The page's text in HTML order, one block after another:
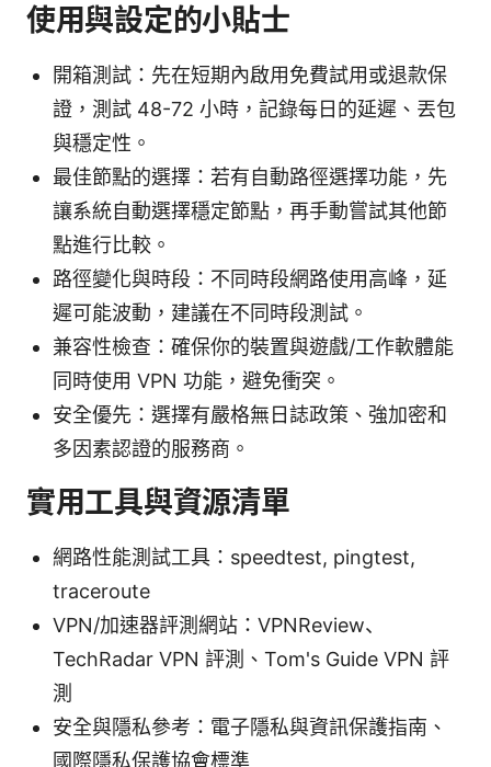
使用與設定的小貼士
開箱測試：先在短期內啟用免費試用或退款保
證，測試 48-72 小時，記錄每日的延遲、丟包
與穩定性。
最佳節點的選擇：若有自動路徑選擇功能，先
讓系統自動選擇穩定節點，再手動嘗試其他節
點進行比較。
路徑變化與時段：不同時段網路使用高峰，延
遲可能波動，建議在不同時段測試。
兼容性檢查：確保你的裝置與遊戲/工作軟體能
同時使用 VPN 功能，避免衝突。
安全優先：選擇有嚴格無日誌政策、強加密和
多因素認證的服務商。
實用工具與資源清單
網路性能測試工具：speedtest, pingtest,
traceroute
VPN/加速器評測網站：VPNReview、
TechRadar VPN 評測、Tom's Guide VPN 評
測
安全與隱私參考：電子隱私與資訊保護指南、
國際隱私保護協會標準